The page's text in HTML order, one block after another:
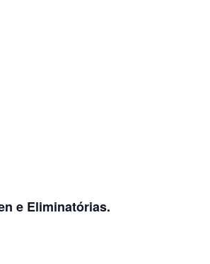
e Eliminatórias.